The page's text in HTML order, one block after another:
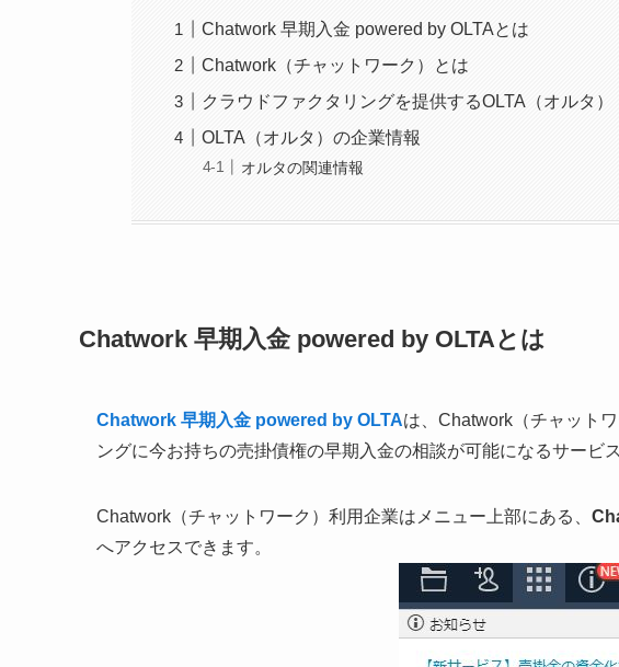
Chatwork 早期入金 powered by OLTAとは
Chatwork（チャットワーク）とは
クラウドファクタリングを提供するOLTA（オルタ）
OLTA（オルタ）の企業情報
オルタの関連情報
Chatwork 早期入金 powered by OLTAとは
Chatwork 早期入金 powered by OLTAは、Chatwork（チャット
ングに今お持ちの売掛債権の早期入金の相談が可能になるサービス
Chatwork（チャットワーク）利用企業はメニュー上部にある、
へアクセスできます。